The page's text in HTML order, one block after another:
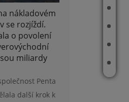
ČLÁNKY
REALITNÍ TIPY
E-BOOK
KONTAKT
nákladovém
se rozjíždí.
o povolení
miliardy
Penta
další krok k